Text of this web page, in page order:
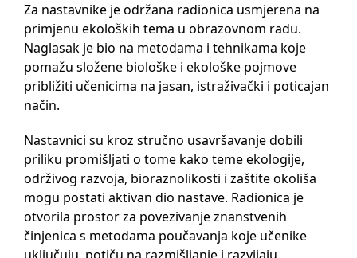
Za nastavnike je održana radionica usmjerena na
primjenu ekoloških tema u obrazovnom radu.
Naglasak je bio na metodama i tehnikama koje
pomažu složene biološke i ekološke pojmove
približiti učenicima na jasan, istraživački i poticajan
način.
Nastavnici su kroz stručno usavršavanje dobili
priliku promišljati o tome kako teme ekologije,
održivog razvoja, bioraznolikosti i zaštite okoliša
mogu postati aktivan dio nastave. Radionica je
otvorila prostor za povezivanje znanstvenih
činjenica s metodama poučavanja koje učenike